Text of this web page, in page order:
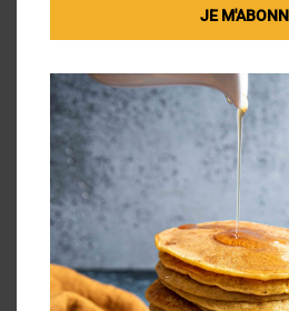
Votre adresse e-mail ne
champs obligatoires sont
JE